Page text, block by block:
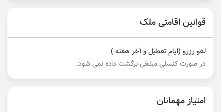
قوانین اقامتی ملک
لغو رزرو (ایام تعطیل و آخر هفته )
در صورت کنسلی مبلغی برگشت داده نمی شود.
امتیاز مهمانان